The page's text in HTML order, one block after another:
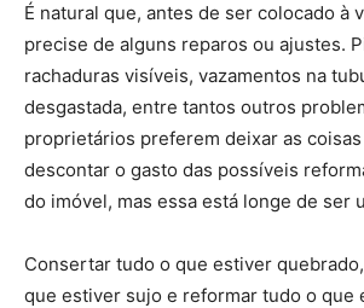
É natural que, antes de ser colocado à
precise de alguns reparos ou ajustes.
rachaduras visíveis, vazamentos na
desgastada, entre tantos outros
proprietários preferem deixar as
descontar o gasto das possíveis
do imóvel, mas essa está longe de ser
Consertar tudo o que estiver
que estiver sujo e reformar tudo o que